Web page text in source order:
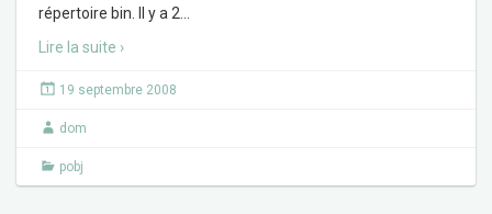
répertoire bin. Il y a 2
Lire la suite ›
19 septembre 2008
dom
pobj